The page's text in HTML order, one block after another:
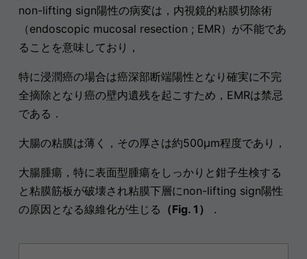
non-lifting sign陽性の病変は，内視鏡的粘膜切除術
（endoscopic mucosal resection ; EMR）が不能であ
ることを意味しており，
特に浸潤癌の場合は癌深部断端陽性となり確実に不完
全摘除となり癌の壁内遺残を起こすため，EMRは禁忌
である．
大腸の粘膜は薄く，その厚さは約500μm程度であり，
大腸腫瘍，特に表面型腫瘍をしっかりと鉗子生検する
と粘膜筋板が破壊され粘膜下層にnon-lifting sign陽性
の原因となる線維化が生じる （Fig. 1） ．